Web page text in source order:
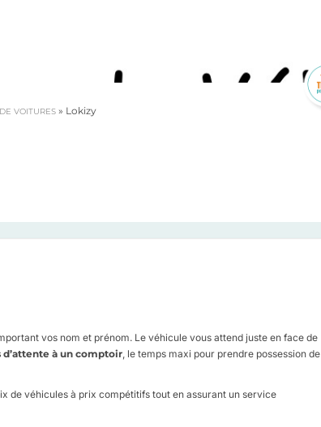
VOITURES » Lokizy
vos nom et prénom. Le véhicule vous attend juste en face de
d’attente à un comptoir , le temps maxi pour prendre possession de
de véhicules à prix compétitifs tout en assurant un service